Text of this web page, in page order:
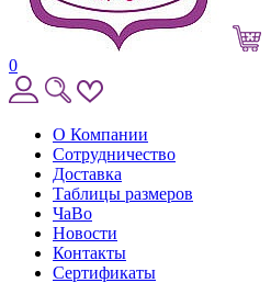
0
О Компании
Сотрудничество
Доставка
Таблицы размеров
ЧаВо
Новости
Контакты
Сертификаты